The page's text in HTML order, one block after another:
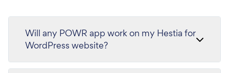
Will any POWR app work on my Hestia for
WordPress website?